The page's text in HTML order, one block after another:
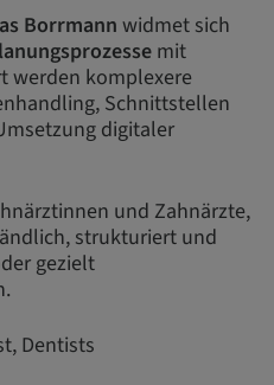
Borrmannwidmet sich
mit
werden komplexere
Schnittstellen
digitaler
und Zahnärzte,
strukturiert und
gezielt
Dentists